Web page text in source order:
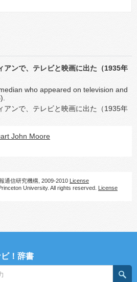
アンで、テレビと映画に出た（1935年
who appeared on television and
アンで、テレビと映画に出た（1935年
John Moore
通信研究機構, 2009-2010 License
University. All rights reserved. License
！辞書